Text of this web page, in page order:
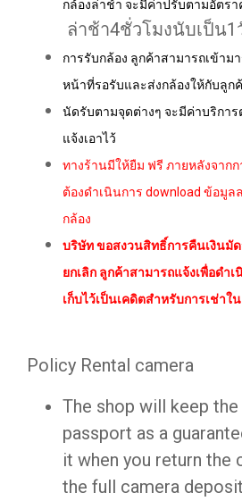
กล้องล่าช้า จะมีค่าปรับตามอัตรา
ล่าช้า4ชั่วโมงนับเป็น1
การรับกล้อง ลูกค้าสามารถเข้าม
หน้าที่รอรับและส่งกล้องให้กับลูก
นัดรับ​ตามจุดต่างๆ​ จะมีค่าบริกา
แจ้งเอาไว้
ทางร้านมีให้ยืม​ ฟรี​ ภายหลังจาก
ต้องดำเนินการ​ download ข้อมู
กล้อง
บริษัท ขอสงวนสิทธิ์การคืนเงินมั
ยกเลิก ลูกค้าสามารถแจ้งเพื่อดำ
เก็บไว้เป็นเคดิตสำหรับการเช่าใ
Policy Rental camera
The shop will keep
passport as a
it when you return the
the full camera